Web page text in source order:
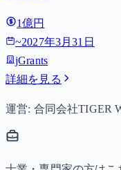
1億円
~2027年3月31日
jGrants
詳細を見る
運営: 合同会社TIGER